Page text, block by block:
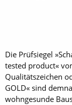
Die Prüfsiegel
tested product«
Qualitätszeichen
GOLD« sind
wohngesunde